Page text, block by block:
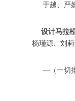
于越、严
设计马拉
杨瑾源、刘
—（一切